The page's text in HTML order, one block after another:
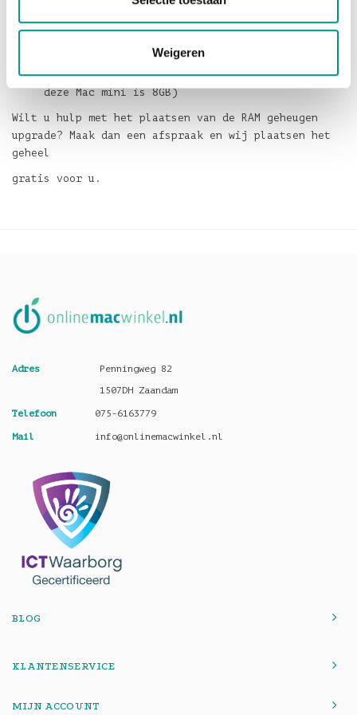
Weigeren
Mac mini Server model Late 2009 (Maximum RAM
voor deze Mac mini is 8GB)
Mac mini model Early 2009 (Maximum RAM voor
deze Mac mini is 8GB)
Wilt u hulp met het plaatsen van de RAM geheugen
upgrade? Maak dan een afspraak en wij plaatsen het
geheel
gratis voor u.
Adres
Penningweg 82
1507DH Zaandam
Telefoon 075-6163779
Mail info@onlinemacwinkel.nl
BLOG
KLANTENSERVICE
MIJN ACCOUNT